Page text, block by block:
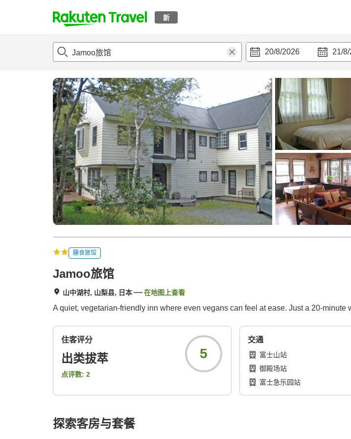
新
t
p
a
g
e
_
s
e
a
r
c
h
20/8/2026 21/
概况 客房及住宿套餐
膳食旅馆
Jamoo旅馆
山中湖村, 山梨县, 日本 在地图上查看
A quiet, vegetarian-friendly inn where even vegans can feel at ease. Just a 20-minute
住客评分
出类拔萃
点评数: 2
5
交通
富士山站
御殿场站
富士急乐园站
探索客房与套餐